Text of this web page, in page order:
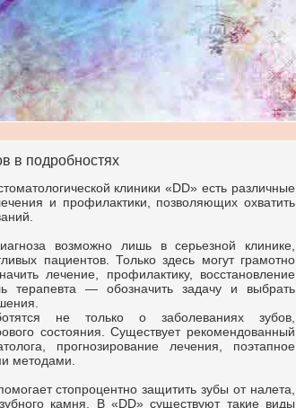
в подробностях
клиники «DD» есть различные
и профилактики, позволяющих охватить
возможно лишь в серьезной клинике,
пациентов. Только здесь могут грамотно
лечение, профилактику, восстановление
терапевта — обозначить задачу и выбрать
не только о заболеваниях зубов,
состояния. Существует рекомендованный
прогнозирование лечения, поэтапное
методами.
стопроцентно защитить зубы от налета,
камня. В «DD» существуют такие виды